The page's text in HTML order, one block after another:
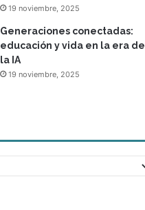
19 noviembre, 2025
Generaciones conectadas:
educación y vida en la era de
la IA
19 noviembre, 2025